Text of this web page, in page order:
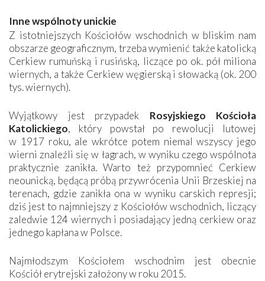
Inne wspólnoty unickie
Z istotniejszych Kościołów wschodnich w bliskim nam
obszarze geograficznym, trzeba wymienić także katolicką
Cerkiew rumuńską i rusińską, liczące po ok. pół miliona
wiernych, a także Cerkiew węgierską i słowacką (ok. 200
tys. wiernych).
Wyjątkowy jest przypadek Rosyjskiego Kościoła
Katolickiego, który powstał po rewolucji lutowej
w 1917 roku, ale wkrótce potem niemal wszyscy jego
wierni znaleźli się w łagrach, w wyniku czego wspólnota
praktycznie zanikła. Warto też przypomnieć Cerkiew
neounicką, będącą próbą przywrócenia Unii Brzeskiej na
terenach, gdzie zanikła ona w wyniku carskich represji;
dziś jest to najmniejszy z Kościołów wschodnich, liczący
zaledwie 124 wiernych i posiadający jedną cerkiew oraz
jednego kapłana w Polsce.
Najmłodszym Kościołem wschodnim jest obecnie
Kościół erytrejski założony w roku 2015.